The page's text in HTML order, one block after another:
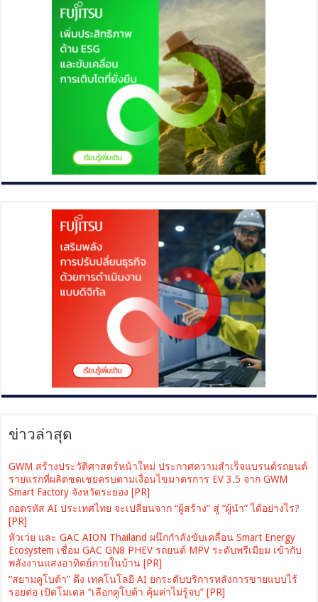
ข่าวล่าสุด
GWM สร้างประวัติศาสตร์หน้าใหม่ ประกาศความสำเร็จแบรนด์รถยนต์
รายแรกที่ผลิตชดเชยครบตามเงื่อนไขมาตรการ EV 3.5 จาก GWM
Smart Factory จังหวัดระยอง [PR]
ถอดรหัส AI ประเทศไทย จะเปลี่ยนจาก “ผู้สร้าง” สู่ “ผู้นำ” ได้อย่างไร?
[PR]
หัวเว่ย และ GAC AION Thailand ผนึกกำลังขับเคลื่อน Smart Energy
Ecosystem เชื่อม GAC GN8 PHEV รถยนต์ MPV ระดับพรีเมียม เข้ากับ
พลังงานแสงอาทิตย์ภายในบ้าน [PR]
“สยามคูโบต้า” ดึง เทคโนโลยี AI ยกระดับบริการหลังการขายแบบไร้
รอยต่อ เปิดโมเดล “เลือกคูโบต้า คุ้มค่าไม่รู้จบ” [PR]